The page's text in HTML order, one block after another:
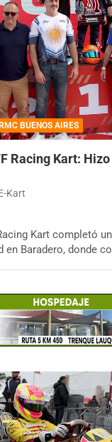
RMC BUENOS AIRES
Racing Kart:
Kart
Kart completó
en Baradero, donde